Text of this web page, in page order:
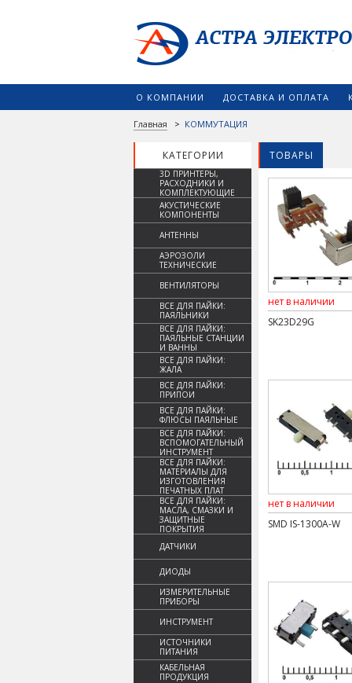
О КОМПАНИИ ДОСТАВКА И ОПЛАТА
Главная > КОММУТАЦИЯ
КАТЕГОРИИ ТОВАРЫ
3D ПРИНТЕРЫ,
РАСХОДНИКИ И
КОМПЛЕКТУЮЩИЕ
АКУСТИЧЕСКИЕ
КОМПОНЕНТЫ
АНТЕННЫ
АЭРОЗОЛИ
ТЕХНИЧЕСКИЕ
ВЕНТИЛЯТОРЫ
ВСЕ ДЛЯ ПАЙКИ:
ПАЯЛЬНИКИ
ВСЕ ДЛЯ ПАЙКИ:
ПАЯЛЬНЫЕ СТАНЦИИ
И ВАННЫ
ВСЕ ДЛЯ ПАЙКИ:
ЖАЛА
ВСЕ ДЛЯ ПАЙКИ:
ПРИПОИ
ВСЕ ДЛЯ ПАЙКИ:
ФЛЮСЫ ПАЯЛЬНЫЕ
ВСЕ ДЛЯ ПАЙКИ:
ВСПОМОГАТЕЛЬНЫЙ
ИНСТРУМЕНТ
ВСЕ ДЛЯ ПАЙКИ:
МАТЕРИАЛЫ ДЛЯ
ИЗГОТОВЛЕНИЯ
ПЕЧАТНЫХ ПЛАТ
ВСЕ ДЛЯ ПАЙКИ:
МАСЛА, СМАЗКИ И
ЗАЩИТНЫЕ
ПОКРЫТИЯ
ДАТЧИКИ
ДИОДЫ
ИЗМЕРИТЕЛЬНЫЕ
ПРИБОРЫ
ИНСТРУМЕНТ
ИСТОЧНИКИ
ПИТАНИЯ
КАБЕЛЬНАЯ
ПРОДУКЦИЯ
нет в наличии
SK23D29G
нет в наличии
SMD IS-1300A-W